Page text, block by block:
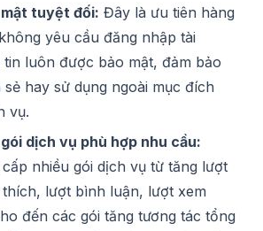
tuyệt đối: Đây là ưu tiên hàng
yêu cầu đăng nhập tài
luôn được bảo mật, đảm bảo
hay sử dụng ngoài mục đích
vụ.
dịch vụ phù hợp nhu cầu:
nhiều gói dịch vụ từ tăng lượt
lượt bình luận, lượt xem
đến các gói tăng tương tác tổng